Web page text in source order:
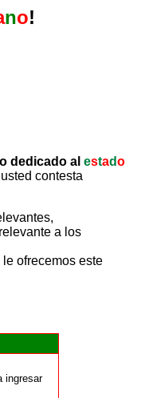
no!
dedicado al estado
contesta
a los
ofrecemos este
ingresar